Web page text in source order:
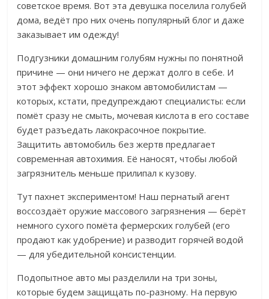
советское время. Вот эта девушка поселила голубей
дома, ведёт про них очень популярный блог и даже
заказывает им одежду!
Подгузники домашним голубям нужны по понятной
причине — они ничего не держат долго в себе. И
этот эффект хорошо знаком автомобилистам —
которых, кстати, предупреждают специалисты: если
помёт сразу не смыть, мочевая кислота в его составе
будет разъедать лакокрасочное покрытие.
Защитить автомобиль без жертв предлагает
современная автохимия. Её наносят, чтобы любой
загрязнитель меньше прилипал к кузову.
Тут пахнет экспериментом! Наш пернатый агент
воссоздаёт оружие массового загрязнения — берёт
немного сухого помёта фермерских голубей (его
продают как удобрение) и разводит горячей водой
— для убедительной консистенции.
Подопытное авто мы разделили на три зоны,
которые будем защищать по-разному. На первую